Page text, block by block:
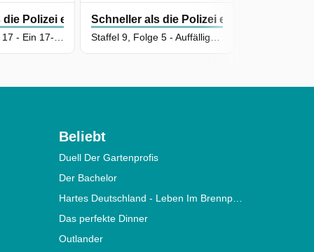
die Polizei erlaubtSchneller als die Polizei erlaubt
Beliebt
Duell Der Gartenprofis
Der Bachelor
Hartes Deutschland - Leben Im Brennpunkt
Das perfekte Dinner
Outlander